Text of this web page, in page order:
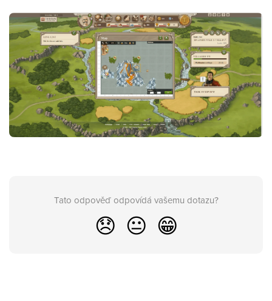
Tato odpověď odpovídá vašemu dotazu?
😞 😐 😁